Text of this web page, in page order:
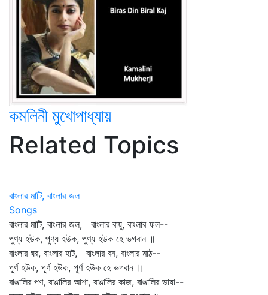
কমলিনী মুখোপাধ্যায়
Related Topics
বাংলার মাটি, বাংলার জল
Songs
বাংলার মাটি, বাংলার জল, বাংলার বায়ু, বাংলার ফল--
পুণ্য হউক, পুণ্য হউক, পুণ্য হউক হে ভগবান ॥
বাংলার ঘর, বাংলার হাট, বাংলার বন, বাংলার মাঠ--
পূর্ণ হউক, পূর্ণ হউক, পূর্ণ হউক হে ভগবান ॥
বাঙালির পণ, বাঙালির আশা, বাঙালির কাজ, বাঙালির ভাষা--